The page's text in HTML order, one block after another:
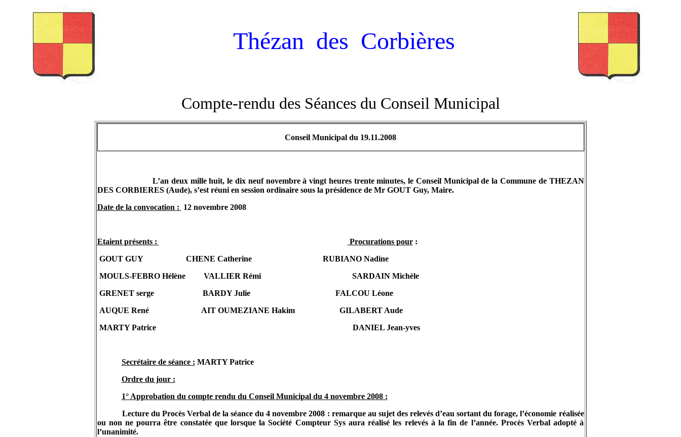
Thézan des Corbières
Compte-rendu des Séances du Conseil Municipal
Conseil Municipal du 19.11.2008
L’an deux mille huit, le dix neuf novembre à vingt heures trente minutes, le Conseil Municipal de la Commune de THEZAN
DES CORBIERES (Aude), s’est réuni en session ordinaire sous la présidence de Mr GOUTGuy, Maire.
Date de la convocation : 12 novembre 2008
Etaient présents : Procurations pour:
GOUTGUY CHENE Catherine
RUBIANO Nadine
MOULS-FEBRO Hélène
VALLIER Rémi
SARDAIN Michèle
GRENET serge
BARDYJulie
FALCOU Léone
AUQUE René
AIT OUMEZIANE Hakim
GILABERT Aude
MARTY Patrice
DANIEL Jean-yves
Secrétaire de séance : MARTY Patrice
Ordre du jour :
1° Approbation du compte rendu du Conseil Municipal du 4 novembre 2008 :
Lecture du Procès Verbal de la séance du 4 novembre 2008 : remarque au sujet des relevés d’eau sortant du forage, l’économie réalisée
ou non ne pourra être constatée que lorsque la Société Compteur Sys aura réalisé les relevés à la fin de l’année. Procès Verbal adopté à
l’unanimité.